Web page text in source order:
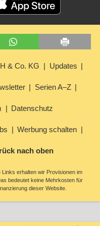
& Co. KG Updates
Serien A–Z
Datenschutz
Werbung schalten
nach oben
erhalten wir Provisionen im
bedeutet keine Mehrkosten für
dieser Website.